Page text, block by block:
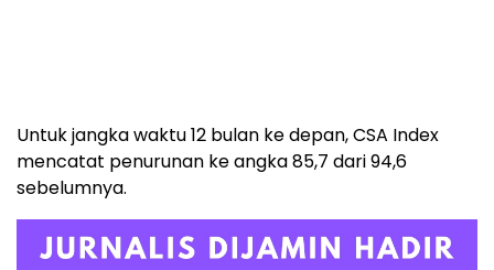
Untuk jangka waktu 12 bulan ke depan, CSA Index
mencatat penurunan ke angka 85,7 dari 94,6
sebelumnya.